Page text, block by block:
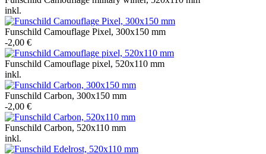
inkl.
Funschild Camouflage Pixel, 300x150 mm
-2,00 €
Funschild Camouflage pixel, 520x110 mm
inkl.
Funschild Carbon, 300x150 mm
-2,00 €
Funschild Carbon, 520x110 mm
inkl.